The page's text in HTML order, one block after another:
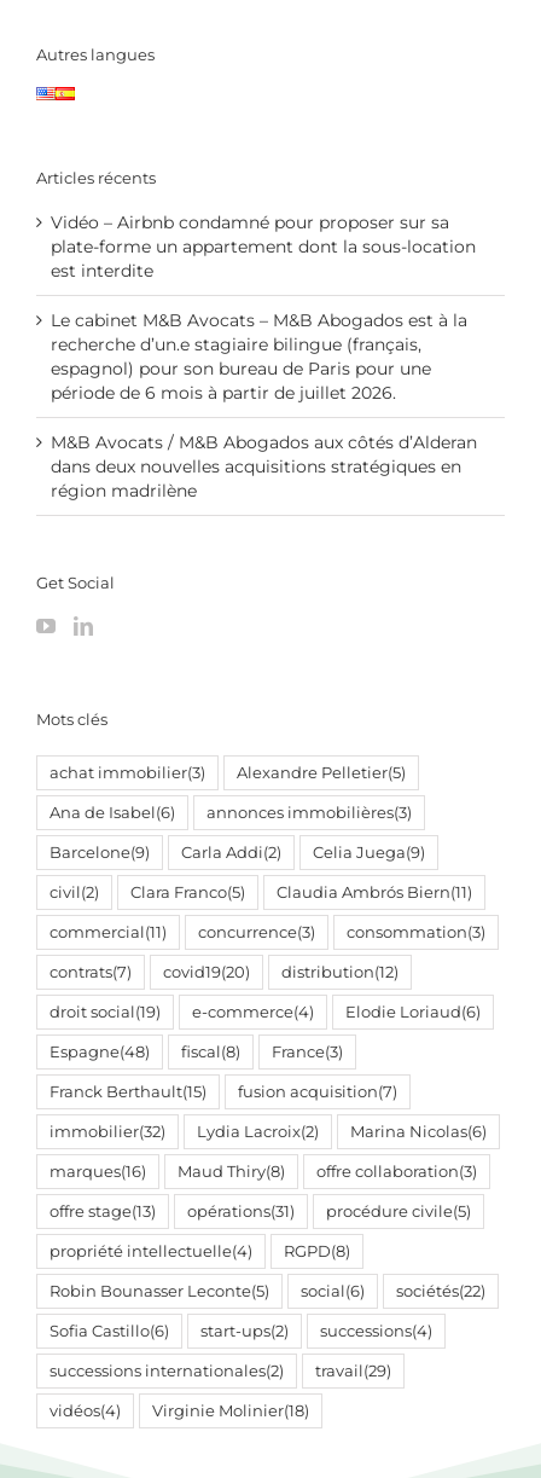
Autres langues
Articles récents
Vidéo – Airbnb condamné pour proposer sur sa
plate-forme un appartement dont la sous-location
est interdite
Le cabinet M&B Avocats – M&B Abogados est à la
recherche d’un.e stagiaire bilingue (français,
espagnol) pour son bureau de Paris pour une
période de 6 mois à partir de juillet 2026.
M&B Avocats / M&B Abogados aux côtés d’Alderan
dans deux nouvelles acquisitions stratégiques en
région madrilène
Get Social
Mots clés
achat immobilier(3) Alexandre Pelletier(5)
Ana de Isabel(6) annonces immobilières(3)
Barcelone(9) Carla Addi(2) Celia Juega(9)
civil(2) Clara Franco(5) Claudia Ambrós Biern(11)
commercial(11) concurrence(3) consommation(3)
contrats(7) covid19(20) distribution(12)
droit social(19) e-commerce(4) Elodie Loriaud(6)
Espagne(48) fiscal(8) France(3)
Franck Berthault(15) fusion acquisition(7)
immobilier(32) Lydia Lacroix(2) Marina Nicolas(6)
marques(16) Maud Thiry(8) offre collaboration(3)
offre stage(13) opérations(31) procédure civile(5)
propriété intellectuelle(4) RGPD(8)
Robin Bounasser Leconte(5) social(6) sociétés(22)
Sofia Castillo(6) start-ups(2) successions(4)
successions internationales(2) travail(29)
vidéos(4) Virginie Molinier(18)